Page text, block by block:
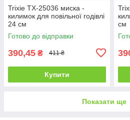
Trixie TX-25036 миска -
килимок для повільної годівлі
24 см
Готово до відправки
390,45 ₴ 411 ₴
Купити
см
Показати ще